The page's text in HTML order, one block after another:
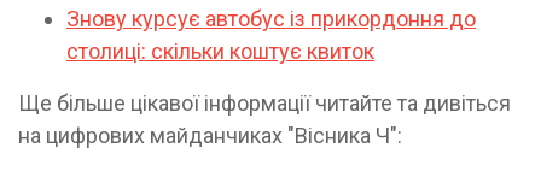
Знову курсує автобус із прикордоння до
столиці: скільки коштує квиток
Ще більше цікавої інформації читайте та дивіться
на цифрових майданчиках "Вісника Ч":